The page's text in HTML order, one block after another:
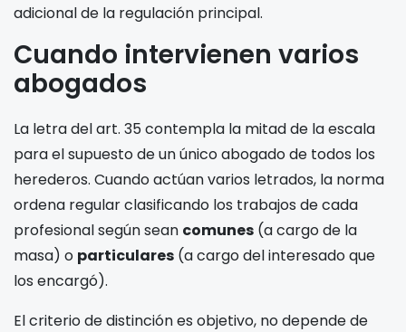
adicional de la regulación principal.
Cuando intervienen varios
abogados
La letra del art. 35 contempla la mitad de la escala
para el supuesto de un único abogado de todos los
herederos. Cuando actúan varios letrados, la norma
ordena regular clasificando los trabajos de cada
profesional según sean comunes (a cargo de la
masa) o particulares (a cargo del interesado que
los encargó).
El criterio de distinción es objetivo, no depende de